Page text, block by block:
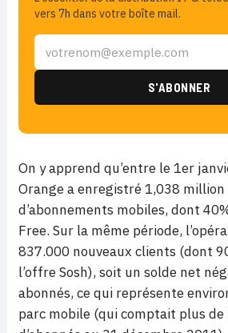
vers 7h dans votre boîte mail.
On y apprend qu’entre le 1er
Orange a enregistré 1,038
d’abonnements mobiles, dont
Free. Sur la même période,
837.000 nouveaux clients (dont
l’offre Sosh), soit un solde net
abonnés, ce qui représente
parc mobile (qui comptait plus